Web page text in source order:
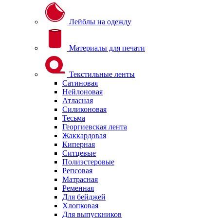
Лейблы на одежду
Материалы для печати
Текстильные ленты
Сатиновая
Нейлоновая
Атласная
Силиконовая
Тесьма
Георгиевская лента
Жаккардовая
Киперная
Ситцевые
Полиэстеровые
Репсовая
Матрасная
Ременная
Для бейджей
Хлопковая
Для выпускников